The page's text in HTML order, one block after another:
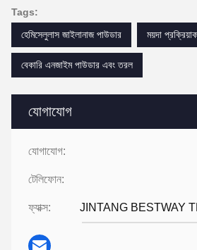
যোগাযোগ
যোগাযোগ:
টেলিফোন:
ফ্যাক্স: JINTANG BESTWAY
Tags:
হেমিসেলুলাস জাইলানাজ পাউডার
ময়দা
বেকারি এনজাইম পাউডার এবং তরল